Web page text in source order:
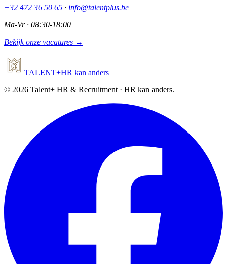
+32 472 36 50 65 · info@talentplus.be
Ma-Vr · 08:30-18:00
Bekijk onze vacatures →
TALENT+HR kan anders
© 2026 Talent+ HR & Recruitment · HR kan anders.